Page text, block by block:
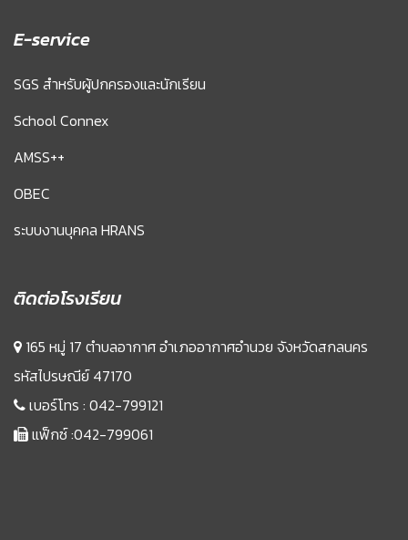
E-service
SGS สำหรับผู้ปกครองและนักเรียน
School Connex
AMSS++
OBEC
ระบบงานบุคคล HRANS
ติดต่อโรงเรียน
165 หมู่ 17 ตำบลอากาศ อำเภออากาศอำนวย จังหวัดสกลนคร
รหัสไปรษณีย์ 47170
เบอร์โทร : 042-799121
แฟ็กซ์ :042-799061